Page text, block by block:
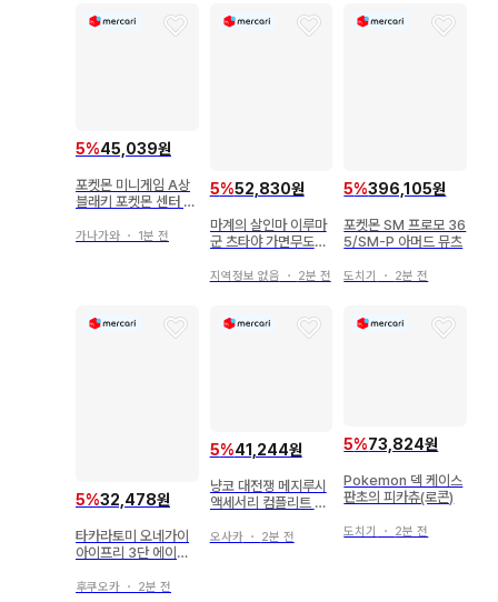
5%45,039원
포켓몬 미니게임 A상
블래키 포켓몬 센터 아
가나가와 ・ 1분 전
5%52,830원
마계의 살인마 이루마
군 츠타야 가면무도회
지역정보 없음 ・ 2분 전
5%396,105원
포켓몬 SM 프로모 36
5/SM-P 아머드 뮤츠
도치기 ・ 2분 전
5%32,478원
타카라토미 오네가이
아이프리 3단 에이프
비아](4) OA3-005
후쿠오카 ・ 2분 전
5%41,244원
냥코 대전쟁 메지루시
액세서리 컴플리트 세
오사카・ 2분 전
5%73,824원
Pokemon 덱 케이스
판초의 피카츄(로콘)
도치기 ・ 2분 전